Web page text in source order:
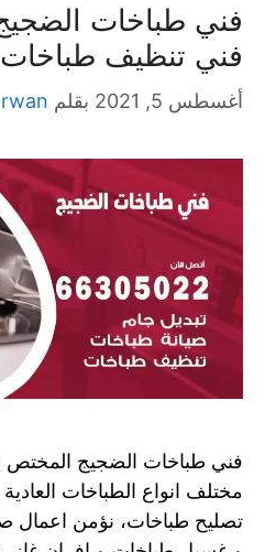
فني تنظيف طباخات
أغسطس 5, 2021 بقلم rwan
فني طباخات الضجيج
مختلف انواع الطباخات العادية
تصليح طباخات، نؤمن اعمال